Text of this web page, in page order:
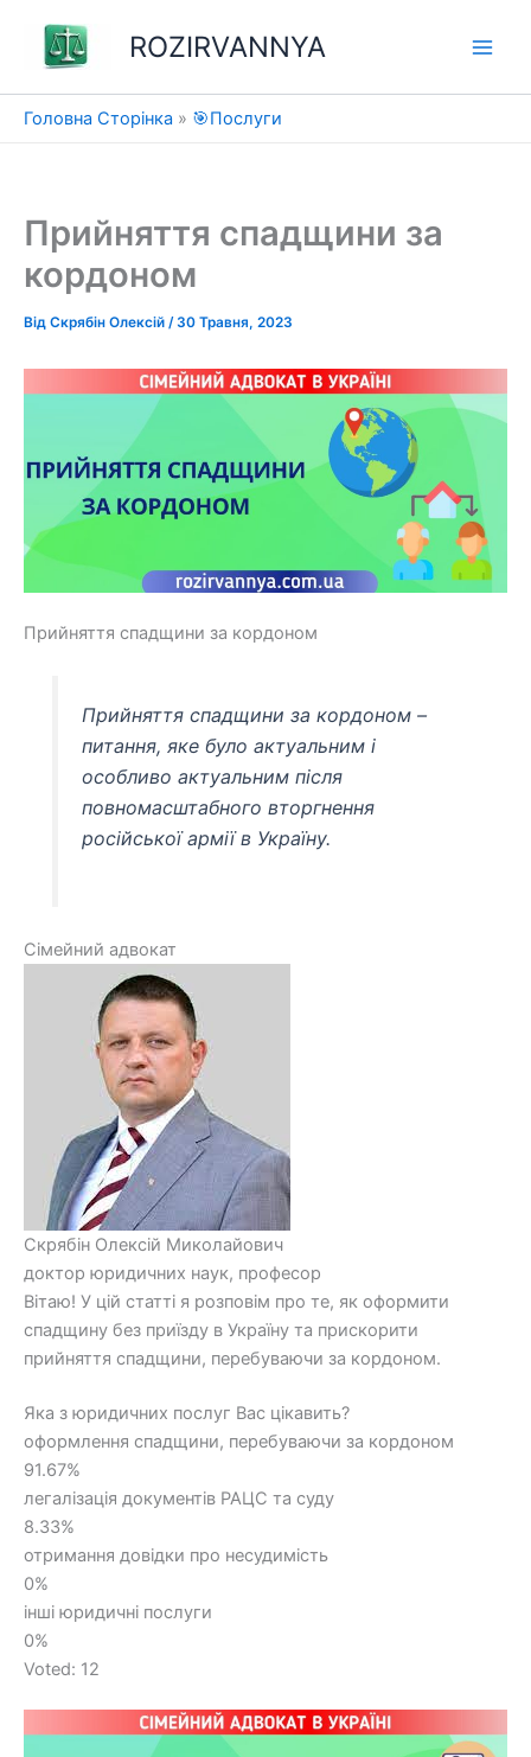
вмісту
ROZIRVANNYA
Головна Сторінка » 🎯Послуги
Прийняття спадщини за
кордоном
Від Скрябін Олексій /30 Травня, 2023
Прийняття спадщини за кордоном
Прийняття спадщини за кордоном –
питання, яке було актуальним і
особливо актуальним після
повномасштабного вторгнення
російської армії в Україну.
Сімейний адвокат
Скрябін Олексій Миколайович
доктор юридичних наук, професор
Вітаю! У цій статті я розповім про те, як оформити
спадщину без приїзду в Україну та прискорити
прийняття спадщини, перебуваючи за кордоном.
Яка з юридичних послуг Вас цікавить?
оформлення спадщини, перебуваючи за кордоном
91.67%
легалізація документів РАЦС та суду
8.33%
отримання довідки про несудимість
0%
інші юридичні послуги
0%
Voted: 12